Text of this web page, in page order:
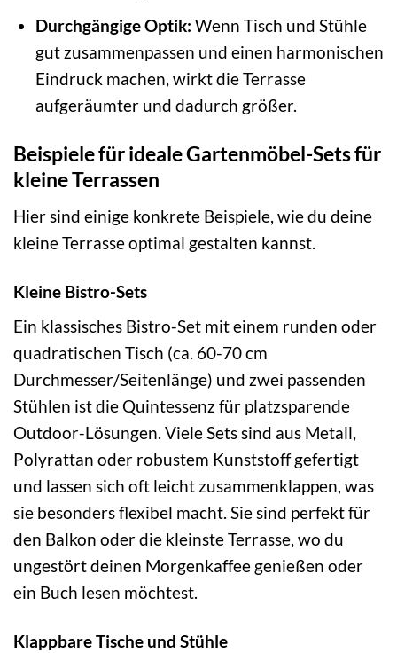
Durchgängige Optik: Wenn Tisch und Stühle
gut zusammenpassen und einen harmonischen
Eindruck machen, wirkt die Terrasse
aufgeräumter und dadurch größer.
Beispiele für ideale Gartenmöbel-Sets für
kleine Terrassen
Hier sind einige konkrete Beispiele, wie du deine
kleine Terrasse optimal gestalten kannst.
Kleine Bistro-Sets
Ein klassisches Bistro-Set mit einem runden oder
quadratischen Tisch (ca. 60-70 cm
Durchmesser/Seitenlänge) und zwei passenden
Stühlen ist die Quintessenz für platzsparende
Outdoor-Lösungen. Viele Sets sind aus Metall,
Polyrattan oder robustem Kunststoff gefertigt
und lassen sich oft leicht zusammenklappen, was
sie besonders flexibel macht. Sie sind perfekt für
den Balkon oder die kleinste Terrasse, wo du
ungestört deinen Morgenkaffee genießen oder
ein Buch lesen möchtest.
Klappbare Tische und Stühle